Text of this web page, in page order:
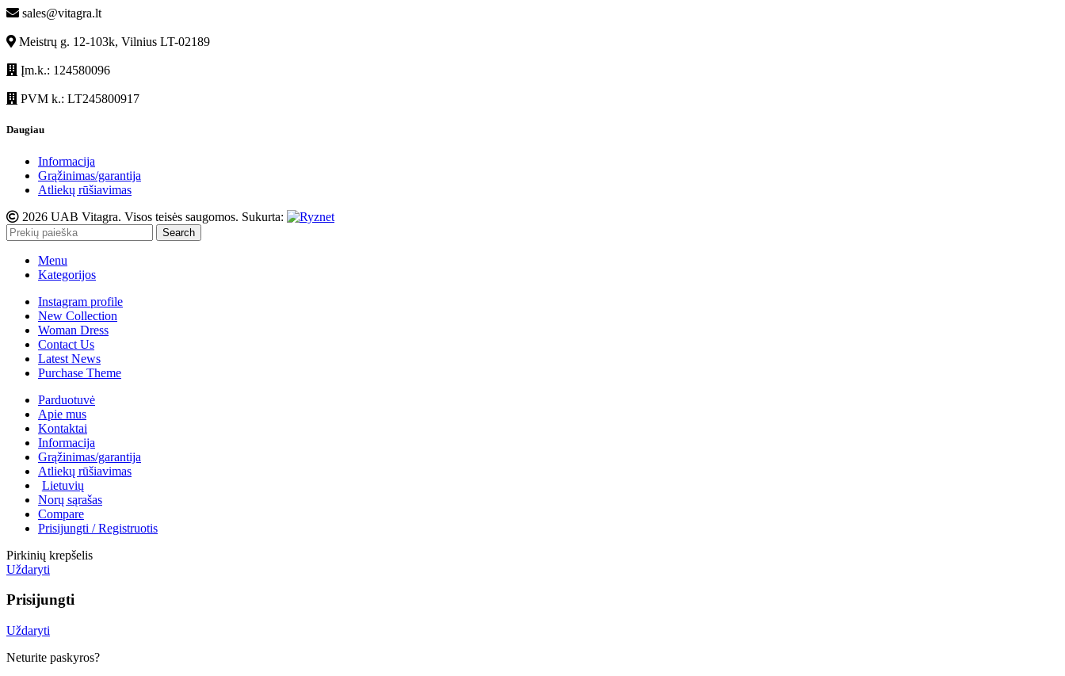
sales@vitagra.lt
Meistrų g. 12-103k, Vilnius LT-02189
Įm.k.: 124580096
PVM k.: LT245800917
Daugiau
Informacija
Grąžinimas/garantija
Atliekų rūšiavimas
2026 UAB Vitagra. Visos teisės saugomos. Sukurta:
Search
Menu
Kategorijos
Instagram profile
New Collection
Woman Dress
Contact Us
Latest News
Purchase Theme
Parduotuvė
Apie mus
Kontaktai
Informacija
Grąžinimas/garantija
Atliekų rūšiavimas
Lietuvių
Norų sąrašas
Compare
Prisijungti / Registruotis
Pirkinių krepšelis
Uždaryti
Prisijungti
Uždaryti
Neturite paskyros?